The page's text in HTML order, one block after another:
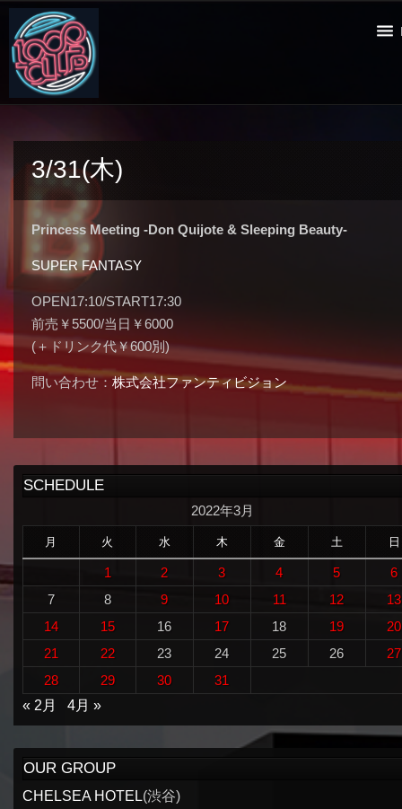
3/31(木)
Princess Meeting -Don Quijote & Sleeping Beauty-
SUPER FANTASY
OPEN17:10/START17:30
前売￥5500/当日￥6000
(＋ドリンク代￥600別)
問い合わせ：株式会社ファンティビジョン
SCHEDULE
2022年3月
月 火 水 木 金 土 日
1 2 3 4 5
6
7
8 9 10 11 12
13
14
15 16 17 18 19
20
21
22 23 24 25 26
27
28
29 30
31
« 2月
4月 »
OUR GROUP
CHELSEA HOTEL(渋谷)